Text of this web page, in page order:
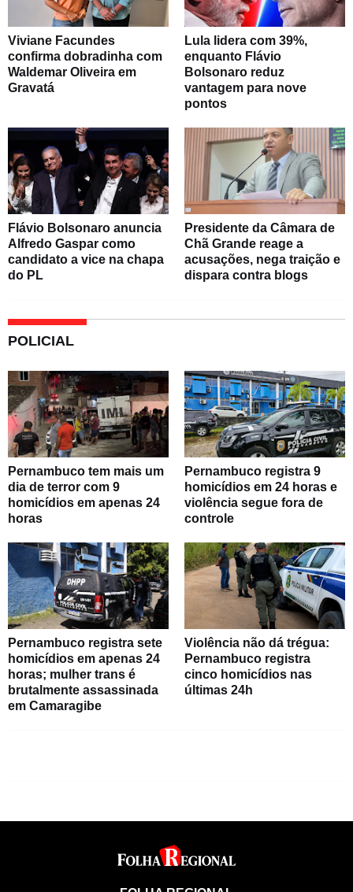
Viviane Facundes
confirma dobradinha com
Waldemar Oliveira em
Gravatá
Lula lidera com 39%,
enquanto Flávio
Bolsonaro reduz
vantagem para nove
pontos
Flávio Bolsonaro anuncia
Alfredo Gaspar como
candidato a vice na chapa
do PL
Presidente da Câmara de
Chã Grande reage a
acusações, nega traição e
dispara contra blogs
POLICIAL
Pernambuco tem mais um
dia de terror com 9
homicídios em apenas 24
horas
Pernambuco registra 9
homicídios em 24 horas e
violência segue fora de
controle
Pernambuco registra sete
homicídios em apenas 24
horas; mulher trans é
brutalmente assassinada
em Camaragibe
Violência não dá trégua:
Pernambuco registra
cinco homicídios nas
últimas 24h